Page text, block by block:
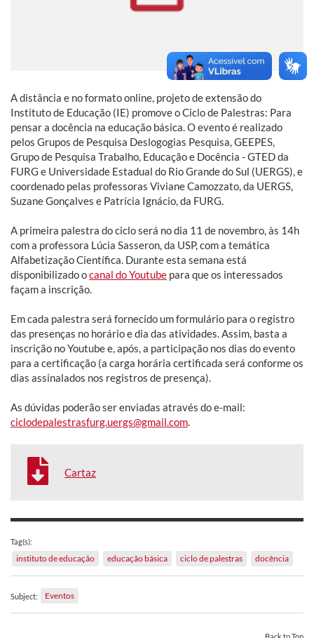
A distância e no formato online, projeto de extensão do
Instituto de Educação (IE) promove o Ciclo de Palestras: Para
pensar a docência na educação básica. O evento é realizado
pelos Grupos de Pesquisa Deslogogias Pesquisa, GEEPES,
Grupo de Pesquisa Trabalho, Educação e Docência - GTED da
FURG e Universidade Estadual do Rio Grande do Sul (UERGS), e
coordenado pelas professoras Viviane Camozzato, da UERGS,
Suzane Gonçalves e Patrícia Ignácio, da FURG.
A primeira palestra do ciclo será no dia 11 de novembro, às 14h
com a professora Lúcia Sasseron, da USP, com a temática
Alfabetização Científica. Durante esta semana está
disponibilizado ocanal do Youtube para que os interessados
façam a inscrição.
Em cada palestra será fornecido um formulário para o registro
das presenças no horário e dia das atividades. Assim, basta a
inscrição no Youtube e, após, a participação nos dias do evento
para a certificação (a carga horária certificada será conforme os
dias assinalados nos registros de presença).
As dúvidas poderão ser enviadas através do e-mail:
ciclodepalestrasfurg.uergs@gmail.com.
Cartaz
Tag(s):
instituto de educação educação básica ciclo de palestras docência
Subject: Eventos
Back to Top